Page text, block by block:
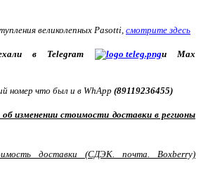
великолепных Pasotti, смотрите здесь
в Telegram и Max
номер что был и в WhApp (89119236455)
изменении стоимости доставки в регионы
доставки (СДЭК. почта. Boxberry)